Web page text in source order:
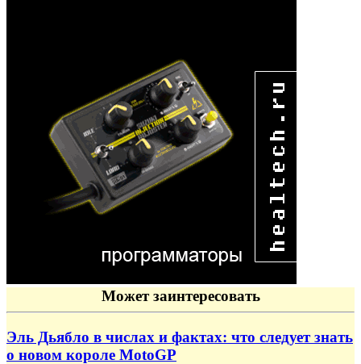
Может заинтересовать
Эль Дьябло в числах и фактах: что следует знать
о новом короле MotoGP